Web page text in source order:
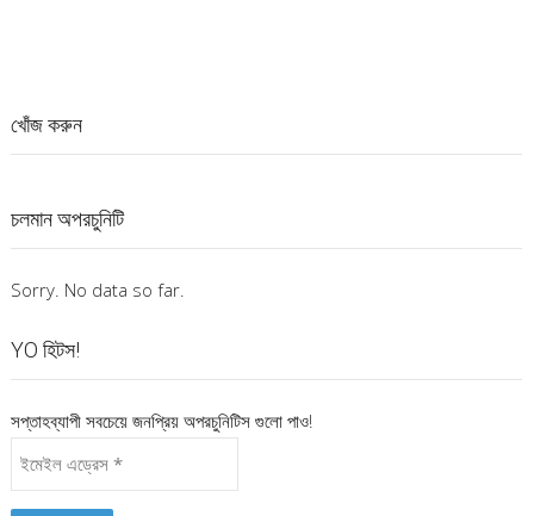
খোঁজ করুন
চলমান অপরচুনিটি
Sorry. No data so far.
YO হিটস!
সপ্তাহব্যাপী সবচেয়ে জনপ্রিয় অপরচুনিটিস গুলো পাও!